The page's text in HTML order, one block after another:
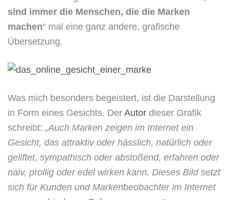
sind immer die Menschen, die die Marken
machen“ mal eine ganz andere, grafische
Übersetzung.
Was mich besonders begeistert, ist die Darstellung
in Form eines Gesichts. Der Autor dieser Grafik
schreibt: „Auch Marken zeigen im Internet ein
Gesicht, das attraktiv oder hässlich, natürlich oder
geliftet, sympathisch oder abstoßend, erfahren oder
naiv, prollig oder edel wirken kann. Dieses Bild setzt
sich für Kunden und Markenbeobachter im Internet